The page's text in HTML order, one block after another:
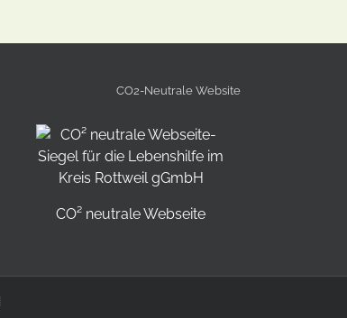
CO2-Neutrale Website
CO² neutrale Webseite